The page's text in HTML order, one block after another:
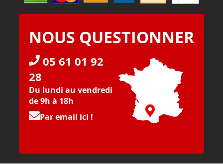
NOUS QUESTIONNER
05 61 01 92
28
Du lundi au vendredi
de 9h à 18h
Par email ici !